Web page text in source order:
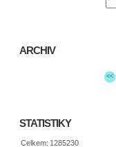
ARCHIV
<<
STATISTIKY
Celkem: 1285230